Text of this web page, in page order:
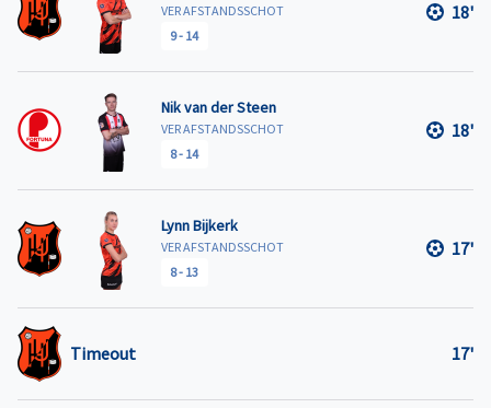
VER AFSTANDSSCHOT
9- 14
18'
Nik van der Steen
VER AFSTANDSSCHOT
8- 14
18'
Lynn Bijkerk
VER AFSTANDSSCHOT
8- 13
17'
Timeout 17'